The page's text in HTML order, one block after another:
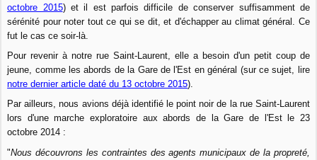
octobre 2015) et il est parfois difficile de conserver suffisamment de
sérénité pour noter tout ce qui se dit, et d'échapper au climat général. Ce
fut le cas ce soir-là.
Pour revenir à notre rue Saint-Laurent, elle a besoin d'un petit coup de
jeune, comme les abords de la Gare de l'Est en général (sur ce sujet, lire
notre dernier article daté du 13 octobre 2015).
Par ailleurs, nous avions déjà identifié le point noir de la rue Saint-Laurent
lors d'une marche exploratoire aux abords de la Gare de l'Est le 23
octobre 2014 :
"Nous découvrons les contraintes des agents municipaux de la propreté,